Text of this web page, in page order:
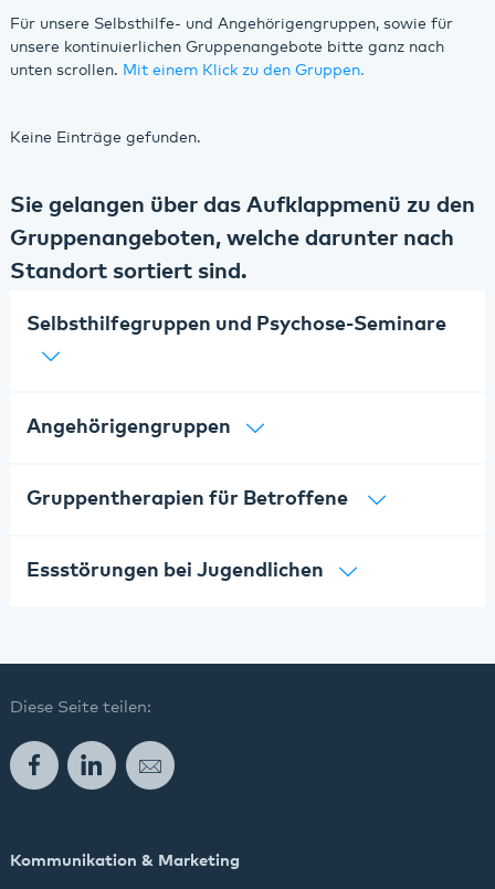
Bad Bergzabern
Klingenmünster
Speyer
August 2026
Für unsere Selbsthilfe- und Angehörigengruppen, sowie für
unsere kontinuierlichen Gruppenangebote bitte ganz nach
unten scrollen. Mit einem Klick zu den Gruppen.
Keine Einträge gefunden.
Sie gelangen über das Aufklappmenü zu den
Gruppenangeboten, welche darunter nach
Standort sortiert sind.
Selbsthilfegruppen und Psychose-Seminare
Angehörigengruppen
Gruppentherapien für Betroffene
Essstörungen bei Jugendlichen
Diese Seite teilen:
FacebookLinkedInE-Mail
Kommunikation & Marketing